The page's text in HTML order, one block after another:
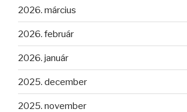
2026. március
2026. február
2026. január
2025. december
2025. november